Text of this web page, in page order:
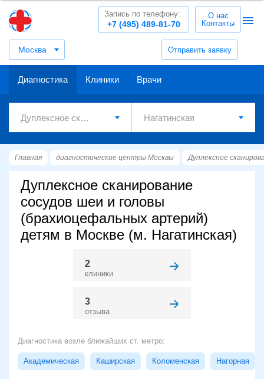
Москва Отправить заявку
+7 (495) 489-81-70
Запись по телефону:
О нас
Контакты
Диагностика Клиники Врачи
Главная диагностические центры Москвы Дуплексное
Дуплексное сканирование
сосудов шеи и головы
(брахиоцефальных артерий)
детям в Москве (м. Нагатинская)
2
клиники
3
отзыва
Диагностика возле ближайших ст. метро:
Академическая Каширская Коломенская Нагорная